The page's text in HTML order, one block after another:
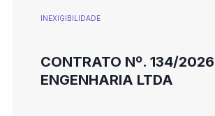
INEXIGIBILIDADE
CONTRATO Nº. 134/
ENGENHARIA LTDA